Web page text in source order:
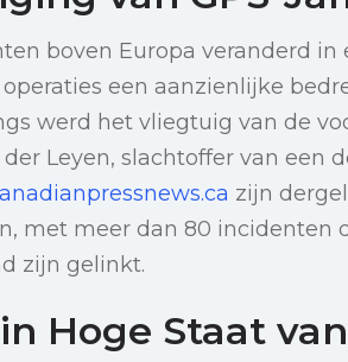
boven Europa veranderd in
een aanzienlijke
werd het vliegtuig van de
Leyen, slachtoffer van een
zijn
met meer dan 80 incidenten
zijn gelinkt.
Hoge Staat